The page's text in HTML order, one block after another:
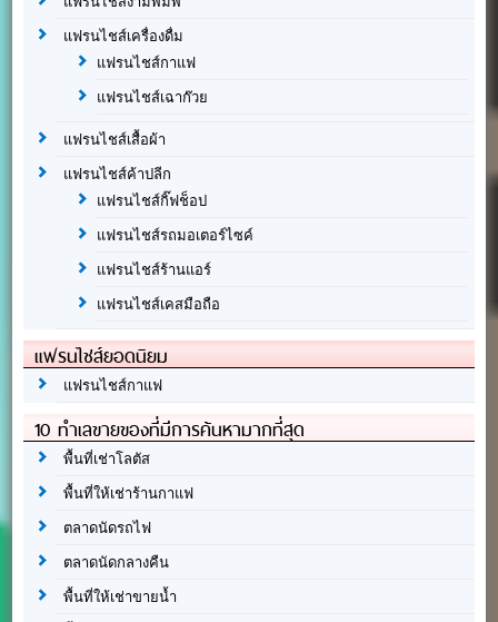
แฟรนไชส์เครื่องดื่ม
แฟรนไชส์กาแฟ
แฟรนไชส์เฉาก๊วย
แฟรนไชส์เสื้อผ้า
แฟรนไชส์ค้าปลีก
แฟรนไชส์กิ๊ฟช็อป
แฟรนไชส์รถมอเตอร์ไซค์
แฟรนไชส์ร้านแอร์
แฟรนไชส์เคสมือถือ
แฟรนไชส์ยอดนิยม
แฟรนไชส์กาแฟ
10 ทำเลขายของที่มีการค้นหามากที่สุด
พื้นที่เช่าโลตัส
พื้นที่ให้เช่าร้านกาแฟ
ตลาดนัดรถไฟ
ตลาดนัดกลางคืน
พื้นที่ให้เช่าขายน้ำ